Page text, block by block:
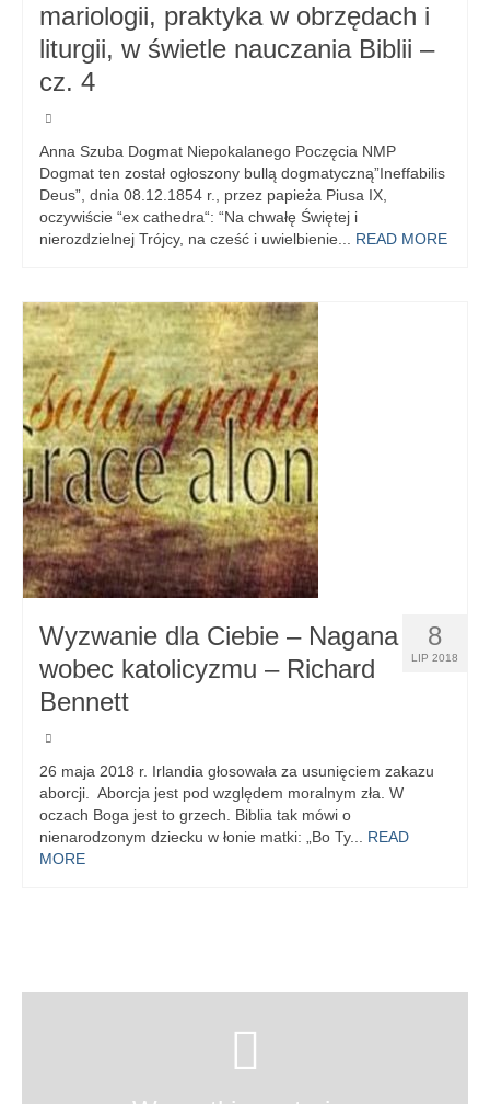
mariologii, praktyka w obrzędach i
liturgii, w świetle nauczania Biblii –
cz. 4
Anna Szuba Dogmat Niepokalanego Poczęcia NMP
Dogmat ten został ogłoszony bullą dogmatyczną”Ineffabilis
Deus”, dnia 08.12.1854 r., przez papieża Piusa IX,
oczywiście “ex cathedra“: “Na chwałę Świętej i
nierozdzielnej Trójcy, na cześć i uwielbienie... READ MORE
8
LIP 2018
Wyzwanie dla Ciebie – Nagana
wobec katolicyzmu – Richard
Bennett
26 maja 2018 r. Irlandia głosowała za usunięciem zakazu
aborcji. Aborcja jest pod względem moralnym zła. W
oczach Boga jest to grzech. Biblia tak mówi o
nienarodzonym dziecku w łonie matki: „Bo Ty... READ
MORE